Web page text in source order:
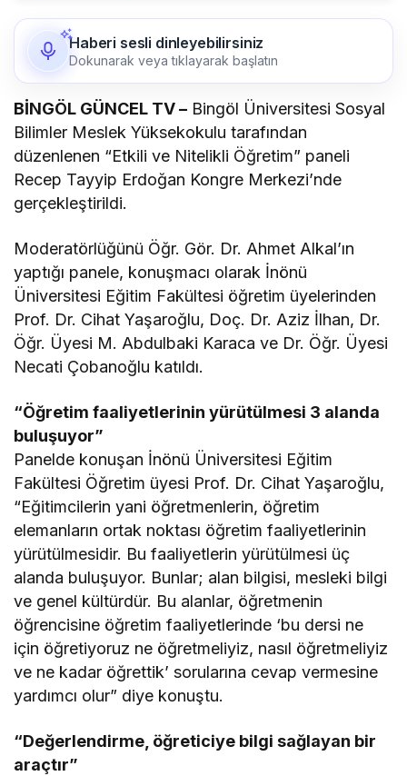
Haberi sesli dinleyebilirsiniz
Dokunarak veya tıklayarak başlatın
BİNGÖL GÜNCEL TV – Bingöl Üniversitesi Sosyal
Bilimler Meslek Yüksekokulu tarafından
düzenlenen “Etkili ve Nitelikli Öğretim” paneli
Recep Tayyip Erdoğan Kongre Merkezi’nde
gerçekleştirildi.
Moderatörlüğünü Öğr. Gör. Dr. Ahmet Alkal’ın
yaptığı panele, konuşmacı olarak İnönü
Üniversitesi Eğitim Fakültesi öğretim üyelerinden
Prof. Dr. Cihat Yaşaroğlu, Doç. Dr. Aziz İlhan, Dr.
Öğr. Üyesi M. Abdulbaki Karaca ve Dr. Öğr. Üyesi
Necati Çobanoğlu katıldı.
“Öğretim faaliyetlerinin yürütülmesi 3 alanda
buluşuyor”
Panelde konuşan İnönü Üniversitesi Eğitim
Fakültesi Öğretim üyesi Prof. Dr. Cihat Yaşaroğlu,
“Eğitimcilerin yani öğretmenlerin, öğretim
elemanların ortak noktası öğretim faaliyetlerinin
yürütülmesidir. Bu faaliyetlerin yürütülmesi üç
alanda buluşuyor. Bunlar; alan bilgisi, mesleki bilgi
ve genel kültürdür. Bu alanlar, öğretmenin
öğrencisine öğretim faaliyetlerinde ‘bu dersi ne
için öğretiyoruz ne öğretmeliyiz, nasıl öğretmeliyiz
ve ne kadar öğrettik’ sorularına cevap vermesine
yardımcı olur” diye konuştu.
“Değerlendirme, öğreticiye bilgi sağlayan bir
araçtır”